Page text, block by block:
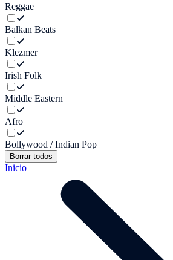
Reggae
Balkan Beats
Klezmer
Irish Folk
Middle Eastern
Afro
Bollywood / Indian Pop
Borrar todos
Inicio